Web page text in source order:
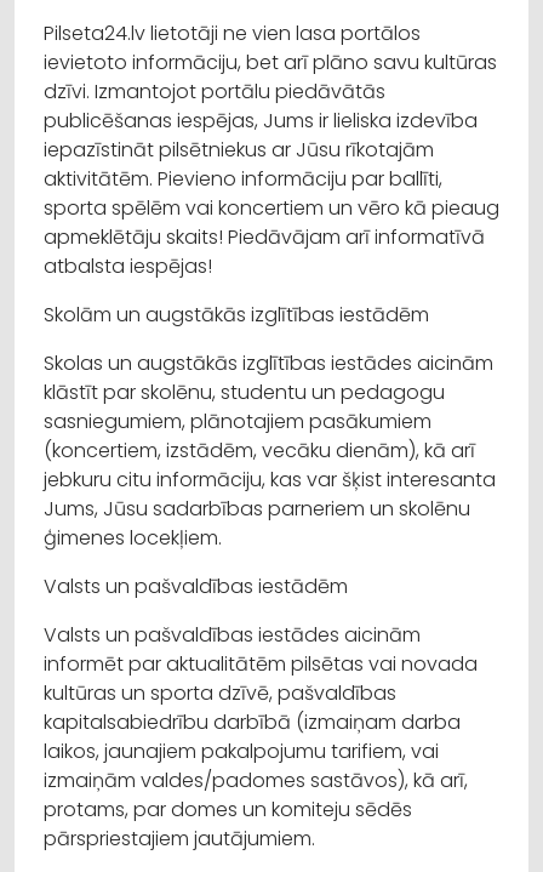
Pilseta24.lv lietotāji ne vien lasa portālos
ievietoto informāciju, bet arī plāno savu kultūras
dzīvi. Izmantojot portālu piedāvātās
publicēšanas iespējas, Jums ir lieliska izdevība
iepazīstināt pilsētniekus ar Jūsu rīkotajām
aktivitātēm. Pievieno informāciju par ballīti,
sporta spēlēm vai koncertiem un vēro kā pieaug
apmeklētāju skaits! Piedāvājam arī informatīvā
atbalsta iespējas!
Skolām un augstākās izglītības iestādēm
Skolas un augstākās izglītības iestādes aicinām
klāstīt par skolēnu, studentu un pedagogu
sasniegumiem, plānotajiem pasākumiem
(koncertiem, izstādēm, vecāku dienām), kā arī
jebkuru citu informāciju, kas var šķist interesanta
Jums, Jūsu sadarbības parneriem un skolēnu
ģimenes locekļiem.
Valsts un pašvaldības iestādēm
Valsts un pašvaldības iestādes aicinām
informēt par aktualitātēm pilsētas vai novada
kultūras un sporta dzīvē, pašvaldības
kapitalsabiedrību darbībā (izmaiņam darba
laikos, jaunajiem pakalpojumu tarifiem, vai
izmaiņām valdes/padomes sastāvos), kā arī,
protams, par domes un komiteju sēdēs
pārspriestajiem jautājumiem.